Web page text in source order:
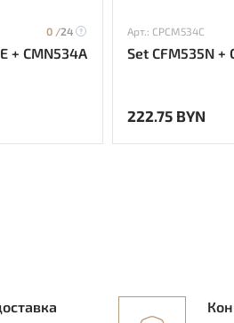
0 /24
+ CMN534A
Арт.: CPCM534C
Set CFM535N +
222.75 BYN